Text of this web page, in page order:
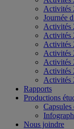
Activités
Journée
Activités
Activités
Activités
Activités
Activités
Activités
Activités
Rapports
Productions
Nous joindre